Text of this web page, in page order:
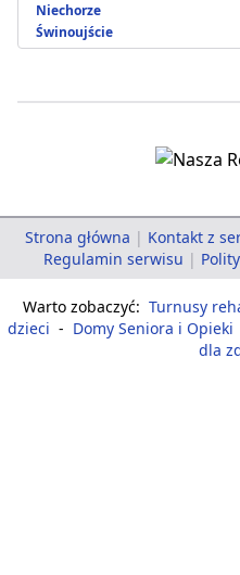
Niechorze
Świnoujście
Strona główna | Kontakt z
Regulamin serwisu |
Warto zobaczyć: Turnusy
dzieci - Domy Seniora i Opieki
dla